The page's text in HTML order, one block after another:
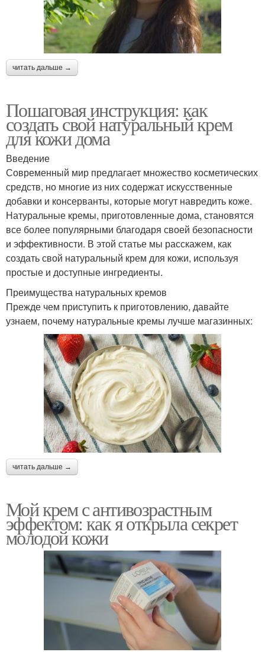
читать дальше →
Пошаговая инструкция: как
создать свой натуральный крем
для кожи дома
Введение
Современный мир предлагает множество косметических
средств, но многие из них содержат искусственные
добавки и консерванты, которые могут навредить коже.
Натуральные кремы, приготовленные дома, становятся
все более популярными благодаря своей безопасности
и эффективности. В этой статье мы расскажем, как
создать свой натуральный крем для кожи, используя
простые и доступные ингредиенты.
Преимущества натуральных кремов
Прежде чем приступить к приготовлению, давайте
узнаем, почему натуральные кремы лучше магазинных:
читать дальше →
Мой крем с антивозрастным
эффектом: как я открыла секрет
молодой кожи